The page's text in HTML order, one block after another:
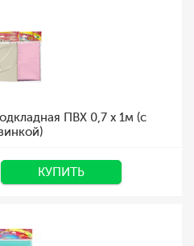
ПВХ 0,7 х 1м (с
КУПИТЬ